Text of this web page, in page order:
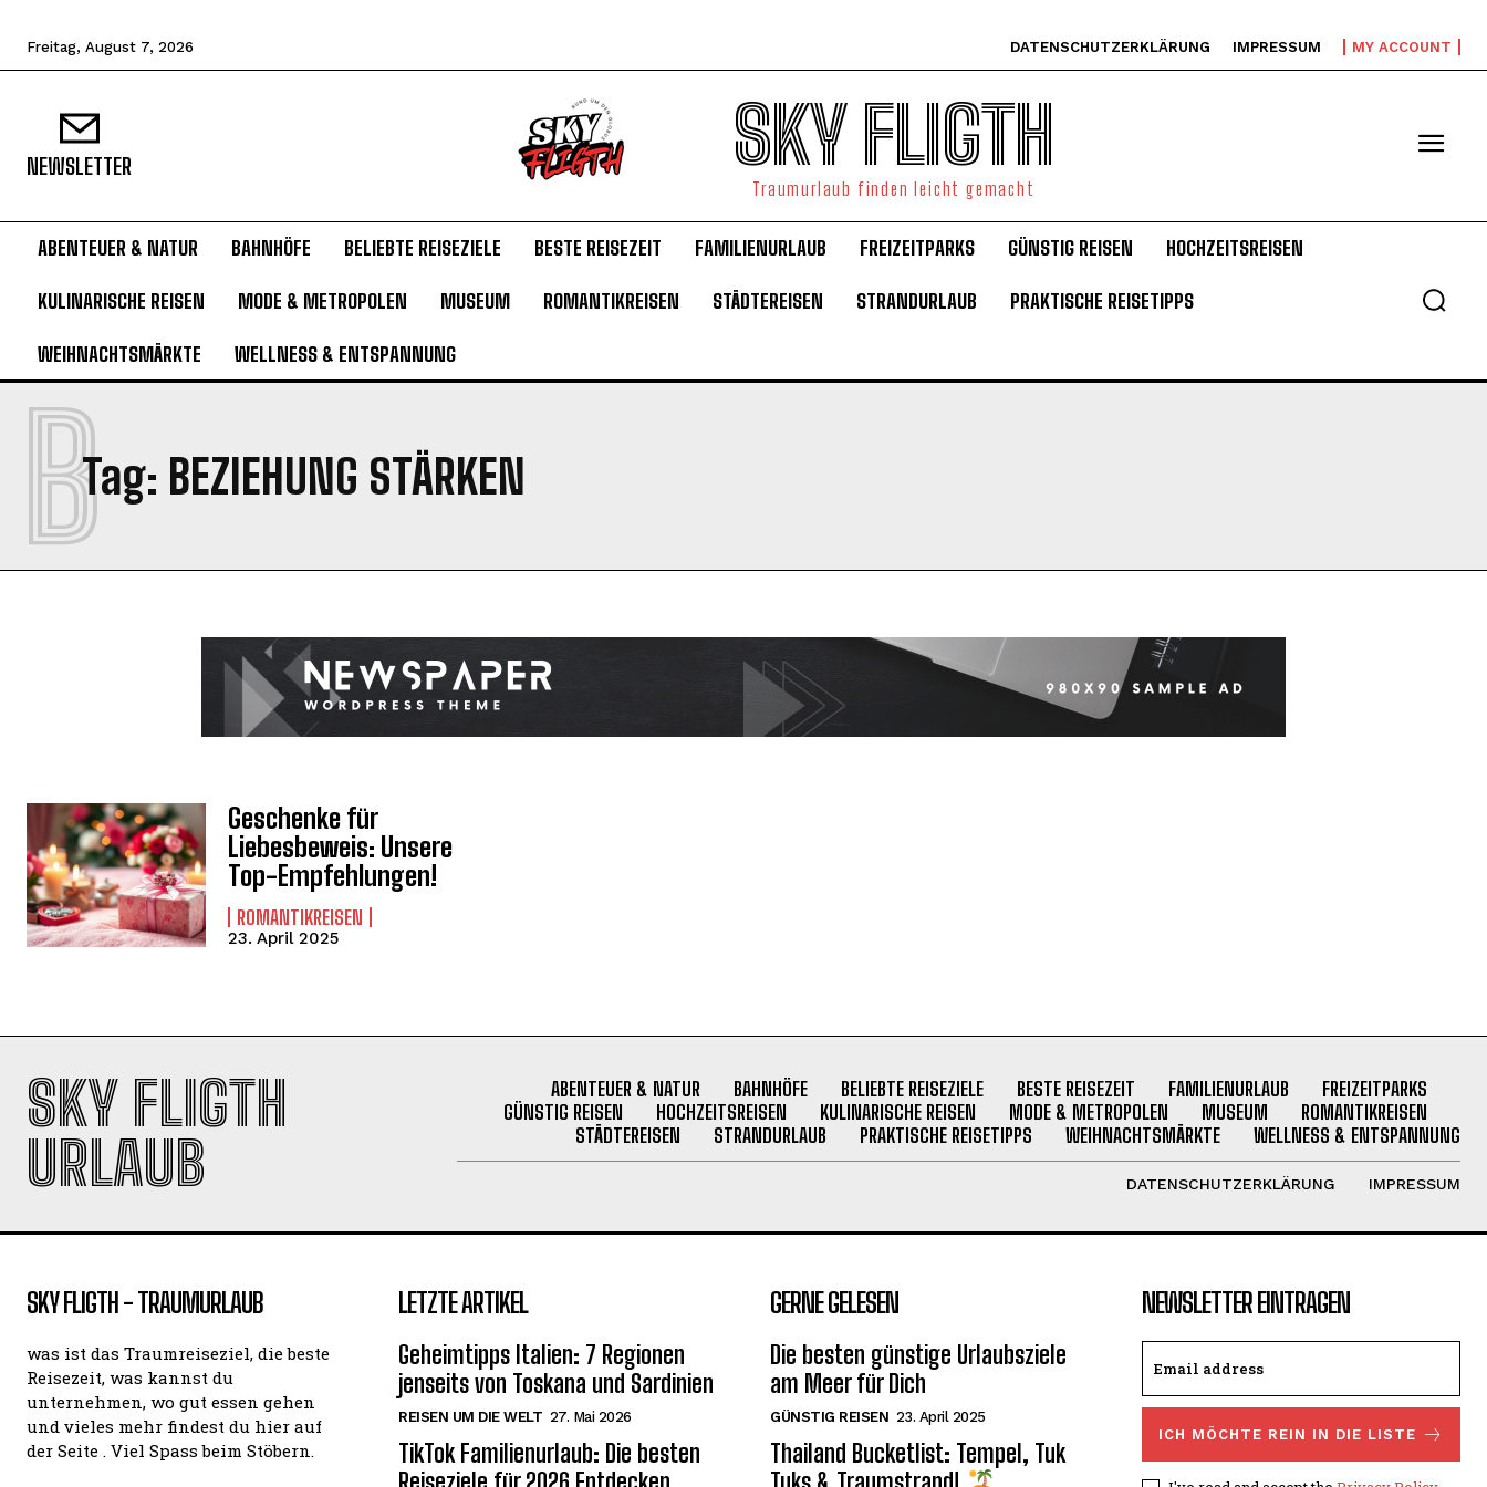
I WANT IN
Privacy Policy.
Freitag, August 7, 2026 DATENSCHUTZERKLÄRUNG IMPRESSUM MY ACCOUNT
NEWSLETTER SKY FLIGTH
Traumurlaub finden leicht gemacht
ABENTEUER & NATUR BAHNHÖFE BELIEBTE REISEZIELE BESTE REISEZEIT FAMILIENURLAUB FREIZEITPARKS GÜNSTIG REISEN HOCHZEITSREISEN
KULINARISCHE REISEN MODE & METROPOLEN MUSEUM ROMANTIKREISEN STÄDTEREISEN STRANDURLAUB PRAKTISCHE REISETIPPS
WEIHNACHTSMÄRKTE WELLNESS & ENTSPANNUNG
Tag: BEZIEHUNG STÄRKEN
B
Geschenke für
Liebesbeweis: Unsere
Top-Empfehlungen!
ROMANTIKREISEN
23. April 2025
SKY FLIGTH
URLAUB
ABENTEUER & NATUR BAHNHÖFE BELIEBTE REISEZIELE BESTE REISEZEIT FAMILIENURLAUB
FREIZEITPARKS
GÜNSTIG REISEN
HOCHZEITSREISEN KULINARISCHE REISEN MODE & METROPOLEN MUSEUM
ROMANTIKREISEN
STÄDTEREISEN
STRANDURLAUB PRAKTISCHE REISETIPPS WEIHNACHTSMÄRKTE WELLNESS & ENTSPANNUNG
DATENSCHUTZERKLÄRUNG IMPRESSUM
SKY FLIGTH - TRAUMURLAUB
was ist das Traumreiseziel, die beste
Reisezeit, was kannst du
unternehmen, wo gut essen gehen
und vieles mehr findest du hier auf
der Seite . Viel Spass beim Stöbern.
LETZTE ARTIKEL
Geheimtipps Italien: 7 Regionen
jenseits von Toskana und Sardinien
REISEN UM DIE WELT 27. Mai 2026
TikTok Familienurlaub: Die besten
GERNE GELESEN
Die besten günstige Urlaubsziele
am Meer für Dich
GÜNSTIG REISEN 23. April 2025
Thailand Bucketlist: Tempel, Tuk
NEWSLETTER EINTRAGEN
ICH MÖCHTE REIN IN DIE LISTE